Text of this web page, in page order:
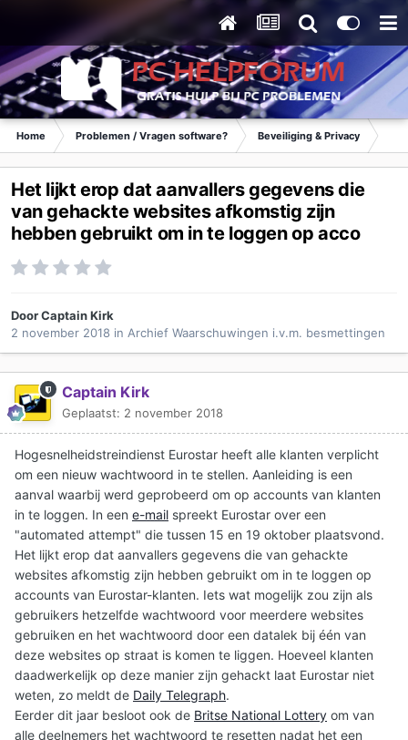
Home Problemen / Vragen software? Beveiliging & Privacy
Het lijkt erop dat aanvallers gegevens die
van gehackte websites afkomstig zijn
hebben gebruikt om in te loggen op acco
DoorCaptain Kirk
2 november 2018 in Archief Waarschuwingen i.v.m. besmettingen
Captain Kirk
Geplaatst: 2 november 2018
Hogesnelheidstreindienst Eurostar heeft alle klanten verplicht
om een nieuw wachtwoord in te stellen. Aanleiding is een
aanval waarbij werd geprobeerd om op accounts van klanten
in te loggen. In een e-mail spreekt Eurostar over een
"automated attempt" die tussen 15 en 19 oktober plaatsvond.
Het lijkt erop dat aanvallers gegevens die van gehackte
websites afkomstig zijn hebben gebruikt om in te loggen op
accounts van Eurostar-klanten. Iets wat mogelijk zou zijn als
gebruikers hetzelfde wachtwoord voor meerdere websites
gebruiken en het wachtwoord door een datalek bij één van
deze websites op straat is komen te liggen. Hoeveel klanten
daadwerkelijk op deze manier zijn gehackt laat Eurostar niet
weten, zo meldt de Daily Telegraph.
Eerder dit jaar besloot ook de Britse National Lottery om van
alle deelnemers het wachtwoord te resetten nadat het een